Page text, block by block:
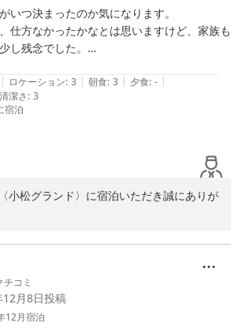
間をご提供できるよう、清掃・管理に努め
ありがとうございました。お客様のまたの
ております。
いつ決まったのか気になります。
仕方なかったかなとは思いますけど、家族も
し残念でした。
| ロケーション: 3 | 朝食: 3 | 夕食: - |
清潔さ: 3
宿泊
小松グランド〉に宿泊いただき誠にありが
ご滞在中はその他の面でご満足いただけた
族皆様が一番楽しみにされていた大浴場を
残念なお気持ちにさせてしまいましたこ
ます。
た際のご案内が不十分であったこと、また
コミ
月8日投稿
12月宿泊